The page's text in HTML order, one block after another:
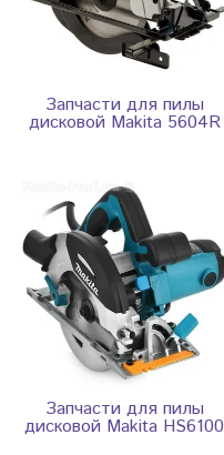
Запчасти для пилы
дисковой Makita 5604R
Запчасти для пилы
дисковой Makita HS6100